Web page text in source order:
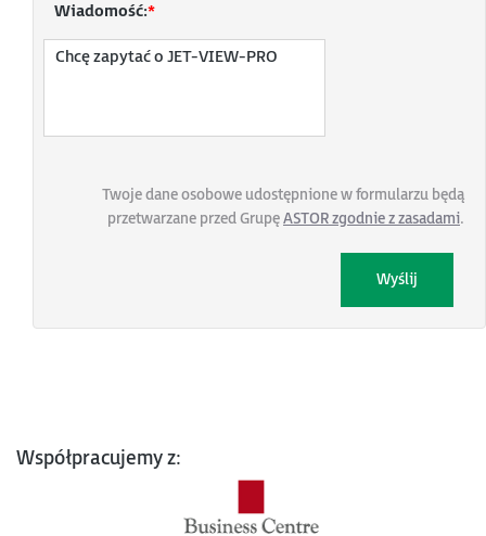
Wiadomość:*
Twoje dane osobowe udostępnione w formularzu będą
przetwarzane przed GrupęASTOR zgodnie z zasadami.
Współpracujemy z: